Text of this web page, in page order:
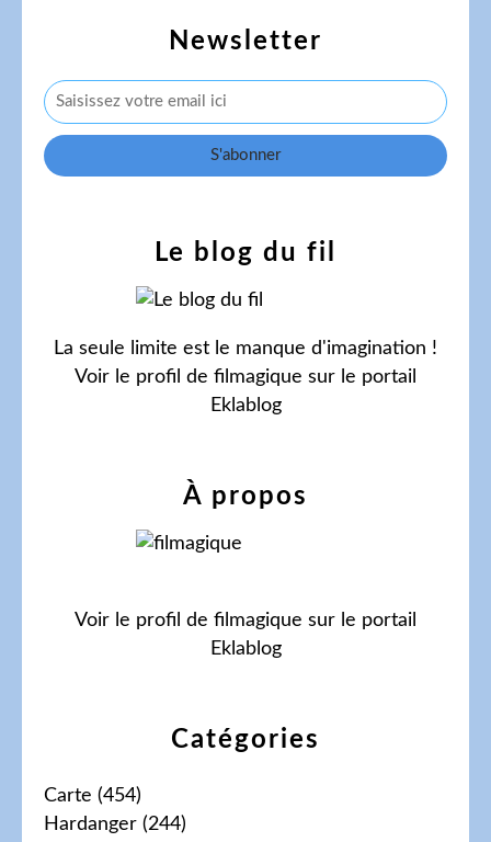
Newsletter
Catégories
Carte (454)
Hardanger (244)
Le blog du fil
La seule limite est le manque d'imagination !
Voir le profil de filmagique sur le portail
Eklablog
À propos
Voir le profil de filmagique sur le portail
Eklablog